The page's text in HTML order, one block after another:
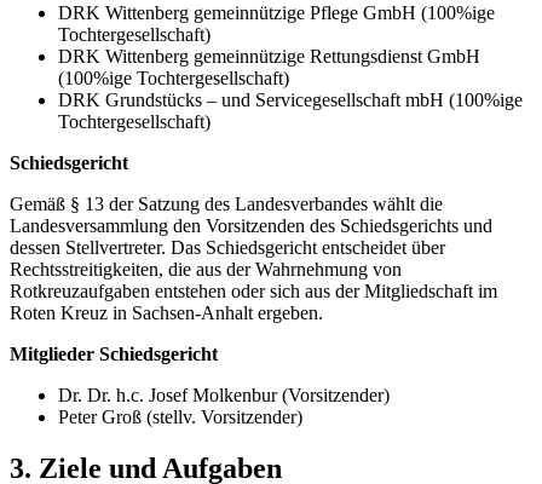
DRK Wittenberg gemeinnützige Pflege GmbH (100%ige
Tochtergesellschaft)
DRK Wittenberg gemeinnützige Rettungsdienst GmbH
(100%ige Tochtergesellschaft)
DRK Grundstücks – und Servicegesellschaft mbH (100%ige
Tochtergesellschaft)
Schiedsgericht
Gemäß § 13 der Satzung des Landesverbandes wählt die
Landesversammlung den Vorsitzenden des Schiedsgerichts und
dessen Stellvertreter. Das Schiedsgericht entscheidet über
Rechtsstreitigkeiten, die aus der Wahrnehmung von
Rotkreuzaufgaben entstehen oder sich aus der Mitgliedschaft im
Roten Kreuz in Sachsen-Anhalt ergeben.
Mitglieder Schiedsgericht
Dr. Dr. h.c. Josef Molkenbur (Vorsitzender)
Peter Groß (stellv. Vorsitzender)
3. Ziele und Aufgaben